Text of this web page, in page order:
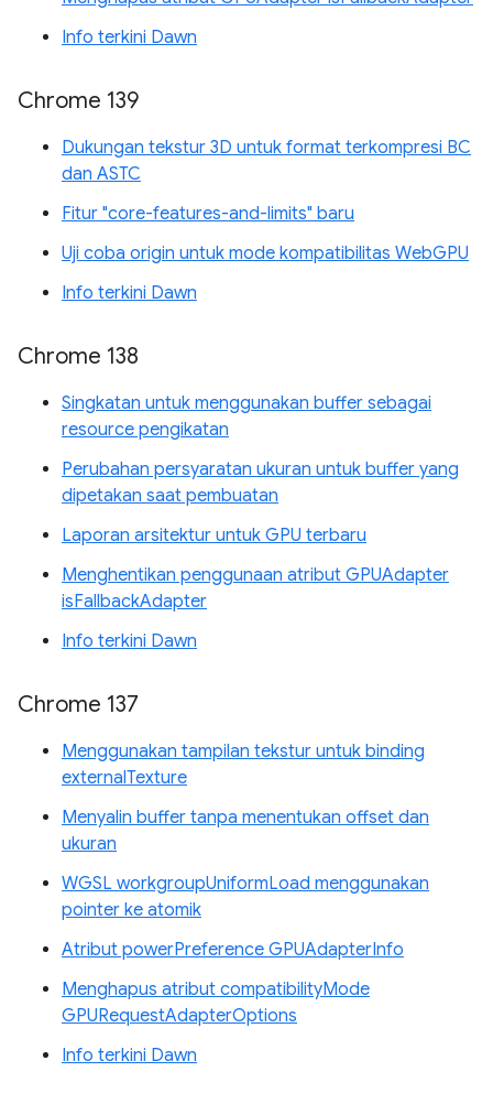
Info terkini Dawn
Chrome 139
Dukungan tekstur 3D untuk format terkompresi BC
dan ASTC
Fitur "core-features-and-limits" baru
Uji coba origin untuk mode kompatibilitas WebGPU
Info terkini Dawn
Chrome 138
Singkatan untuk menggunakan buffer sebagai
resource pengikatan
Perubahan persyaratan ukuran untuk buffer yang
dipetakan saat pembuatan
Laporan arsitektur untuk GPU terbaru
Menghentikan penggunaan atribut GPUAdapter
isFallbackAdapter
Info terkini Dawn
Chrome 137
Menggunakan tampilan tekstur untuk binding
externalTexture
Menyalin buffer tanpa menentukan offset dan
ukuran
WGSL workgroupUniformLoad menggunakan
pointer ke atomik
Atribut powerPreference GPUAdapterInfo
Menghapus atribut compatibilityMode
GPURequestAdapterOptions
Info terkini Dawn